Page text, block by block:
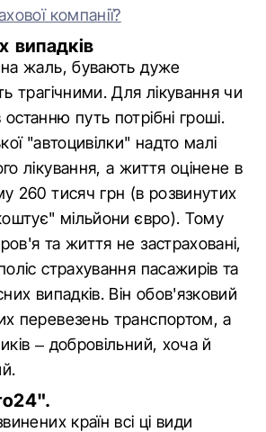
компанії?
випадків
жаль, бувають дуже
трагічними. Для лікування чи
путь потрібні гроші.
"автоцивілки" надто малі
лікування, а життя оцінене в
260 тисяч грн (в розвинутих
мільйони євро). Тому
та життя не застраховані,
страхування пасажирів та
випадків. Він обов'язковий
перевезень транспортом, а
– добровільний, хоча й
країн всі ці види